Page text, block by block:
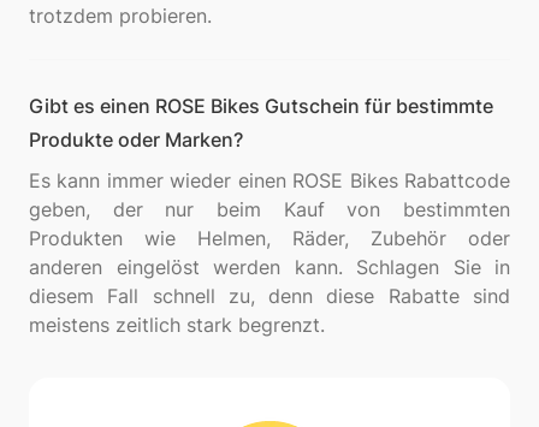
Gibt es einen ROSE Bikes Gutschein für bestimmte
Produkte oder Marken?
Es kann immer wieder einen ROSE Bikes Rabattcode
geben, der nur beim Kauf von bestimmten
Produkten wie Helmen, Räder, Zubehör oder
anderen eingelöst werden kann. Schlagen Sie in
diesem Fall schnell zu, denn diese Rabatte sind